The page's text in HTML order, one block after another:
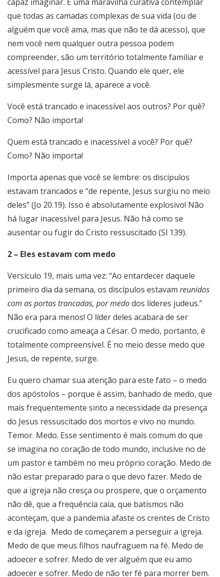
que todas as camadas complexas de sua vida (ou de
alguém que você ama, mas que não te dá acesso), que
nem você nem qualquer outra pessoa podem
compreender, são um território totalmente familiar e
acessível para Jesus Cristo. Quando ele quer, ele
simplesmente surge lá, aparece a você.
Você está trancado e inacessível aos outros? Por quê?
Como? Não importa!
Quem está trancado e inacessível a você? Por quê?
Como? Não importa!
Importa apenas que você se lembre: os discípulos
estavam trancados e “de repente, Jesus surgiu no meio
deles” (Jo 20.19). Isso é absolutamente explosivo! Não
há lugar inacessível para Jesus. Não há como se
ausentar ou fugir do Cristo ressuscitado (Sl 139).
2 – Eles estavam com medo
Versículo 19, mais uma vez: “Ao entardecer daquele
primeiro dia da semana, os discípulos estavam reunidos
com as portas trancadas, por medodos líderes judeus.”
Não era para menos! O líder deles acabara de ser
crucificado como ameaça a César. O medo, portanto, é
totalmente compreensível. É no meio desse medo que
Jesus, de repente, surge.
Eu quero chamar sua atenção para este fato – o medo
dos apóstolos – porque é assim, banhado de medo, que
mais frequentemente sinto a necessidade da presença
do Jesus ressuscitado dos mortos e vivo no mundo.
Temor. Medo. Esse sentimento é mais comum do que
se imagina no coração de todo mundo, inclusive no de
um pastor e também no meu próprio coração. Medo de
não estar preparado para o que devo fazer. Medo de
que a igreja não cresça ou prospere, que o orçamento
não dê, que a frequência caia, que batismos não
aconteçam, que a pandemia afaste os crentes de Cristo
e da igreja. Medo de começarem a perseguir a igreja.
Medo de que meus filhos naufraguem na fé. Medo de
adoecer e sofrer. Medo de ver alguém que eu amo
adoecer e sofrer. Medo de não ter fé para morrer bem.